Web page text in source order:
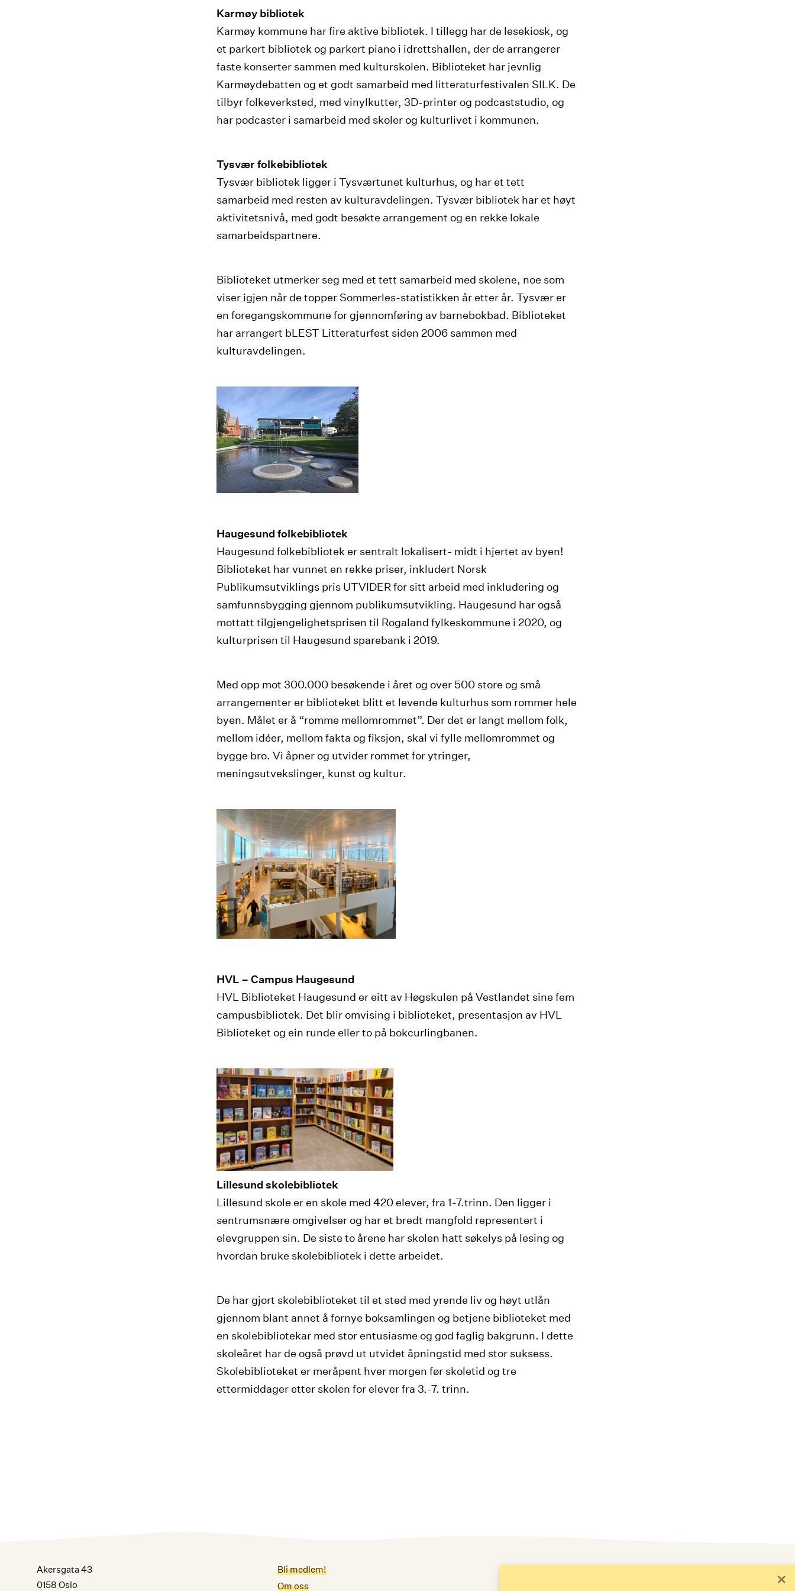
Karmøy bibliotek
Karmøy kommune har fire aktive bibliotek. I tillegg har de lesekiosk, og
et parkert bibliotek og parkert piano i idrettshallen, der de arrangerer
faste konserter sammen med kulturskolen. Biblioteket har jevnlig
Karmøydebatten og et godt samarbeid med litteraturfestivalen SILK. De
tilbyr folkeverksted, med vinylkutter, 3D-printer og podcaststudio, og
har podcaster i samarbeid med skoler og kulturlivet i kommunen.
Tysvær folkebibliotek
Tysvær bibliotek ligger i Tysværtunet kulturhus, og har et tett
samarbeid med resten av kulturavdelingen. Tysvær bibliotek har et høyt
aktivitetsnivå, med godt besøkte arrangement og en rekke lokale
samarbeidspartnere.
Biblioteket utmerker seg med et tett samarbeid med skolene, noe som
viser igjen når de topper Sommerles-statistikken år etter år. Tysvær er
en foregangskommune for gjennomføring av barnebokbad. Biblioteket
har arrangert bLEST Litteraturfest siden 2006 sammen med
kulturavdelingen.
Haugesund folkebibliotek
Haugesund folkebibliotek er sentralt lokalisert- midt i hjertet av byen!
Biblioteket har vunnet en rekke priser, inkludert Norsk
Publikumsutviklings pris UTVIDER for sitt arbeid med inkludering og
samfunnsbygging gjennom publikumsutvikling. Haugesund har også
mottatt tilgjengelighetsprisen til Rogaland fylkeskommune i 2020, og
kulturprisen til Haugesund sparebank i 2019.
Med opp mot 300.000 besøkende i året og over 500 store og små
arrangementer er biblioteket blitt et levende kulturhus som rommer hele
byen. Målet er å “romme mellomrommet”. Der det er langt mellom folk,
mellom idéer, mellom fakta og fiksjon, skal vi fylle mellomrommet og
bygge bro. Vi åpner og utvider rommet for ytringer,
meningsutvekslinger, kunst og kultur.
HVL – Campus Haugesund
HVL Biblioteket Haugesund er eitt av Høgskulen på Vestlandet sine fem
campusbibliotek. Det blir omvising i biblioteket, presentasjon av HVL
Biblioteket og ein runde eller to på bokcurlingbanen.
Lillesund skolebibliotek
Lillesund skole er en skole med 420 elever, fra 1-7.trinn. Den ligger i
sentrumsnære omgivelser og har et bredt mangfold representert i
elevgruppen sin. De siste to årene har skolen hatt søkelys på lesing og
hvordan bruke skolebibliotek i dette arbeidet.
De har gjort skolebiblioteket til et sted med yrende liv og høyt utlån
gjennom blant annet å fornye boksamlingen og betjene biblioteket med
en skolebibliotekar med stor entusiasme og god faglig bakgrunn. I dette
skoleåret har de også prøvd ut utvidet åpningstid med stor suksess.
Skolebiblioteket er meråpent hver morgen før skoletid og tre
ettermiddager etter skolen for elever fra 3.-7. trinn.
Akersgata 43
0158 Oslo
Bli medlem!
Om oss
×